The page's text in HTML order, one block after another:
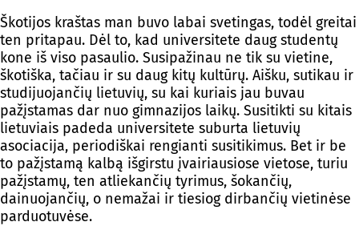
Škotijos kraštas man buvo labai svetingas, todėl greitai
ten pritapau. Dėl to, kad universitete daug studentų
kone iš viso pasaulio. Susipažinau ne tik su vietine,
škotiška, tačiau ir su daug kitų kultūrų. Aišku, sutikau ir
studijuojančių lietuvių, su kai kuriais jau buvau
pažįstamas dar nuo gimnazijos laikų. Susitikti su kitais
lietuviais padeda universitete suburta lietuvių
asociacija, periodiškai rengianti susitikimus. Bet ir be
to pažįstamą kalbą išgirstu įvairiausiose vietose, turiu
pažįstamų, ten atliekančių tyrimus, šokančių,
dainuojančių, o nemažai ir tiesiog dirbančių vietinėse
parduotuvėse.